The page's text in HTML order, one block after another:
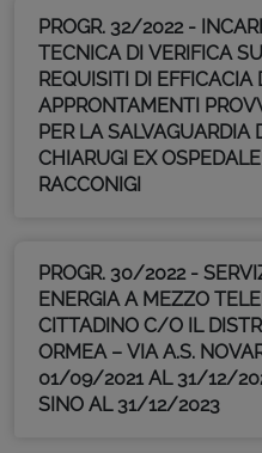
PROGR. 32/2022 -
TECNICA DI VERIFICA
REQUISITI DI EFFICACIA
APPRONTAMENTI
PER LA SALVAGUARDIA
CHIARUGI EX
RACCONIGI
PROGR. 30/2022 -
ENERGIA A MEZZO
CITTADINO C/O IL
ORMEA – VIA A.S.
01/09/2021 AL 31/12/
SINO AL 31/12/2023